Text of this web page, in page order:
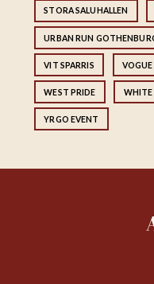
STORA SALUHALLEN
URBAN RUN
VIT SPARRIS VOGUE
WEST PRIDE WHITE
YRGO EVENT